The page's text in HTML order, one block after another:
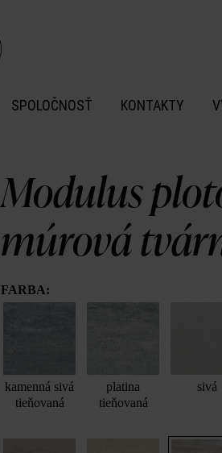
SPOLOČNOSŤ KONTAKTY
Modulus
múrová
FARBA:
kamenná sivá
tieňovaná
platina
tieňovaná
sivá